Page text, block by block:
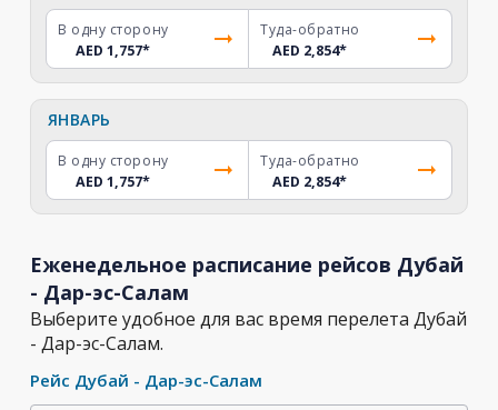
В одну сторону
AED 1,757*
Туда-обратно
AED 2,854*
ЯНВАРЬ
В одну сторону
AED 1,757*
Туда-обратно
AED 2,854*
Еженедельное расписание рейсов Дубай
- Дар-эс-Салам
Выберите удобное для вас время перелета Дубай
- Дар-эс-Салам.
Рейс Дубай - Дар-эс-Салам